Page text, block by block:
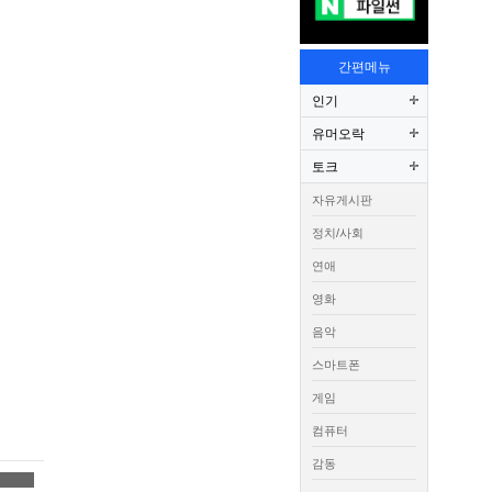
간편메뉴
인기
유머오락
토크
자유게시판
정치/사회
연애
영화
음악
스마트폰
게임
컴퓨터
감동